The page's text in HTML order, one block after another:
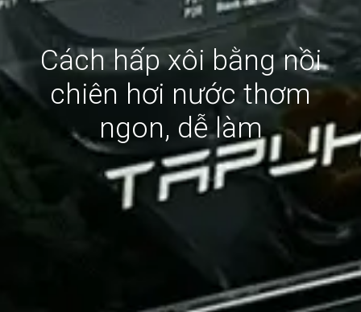
Cách hấp xôi bằng nồi
chiên hơi nước thơm
ngon, dễ làm